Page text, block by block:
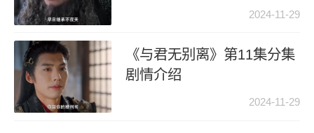
2024-11-29
《与君无别离》第11集分集
剧情介绍
2024-11-29